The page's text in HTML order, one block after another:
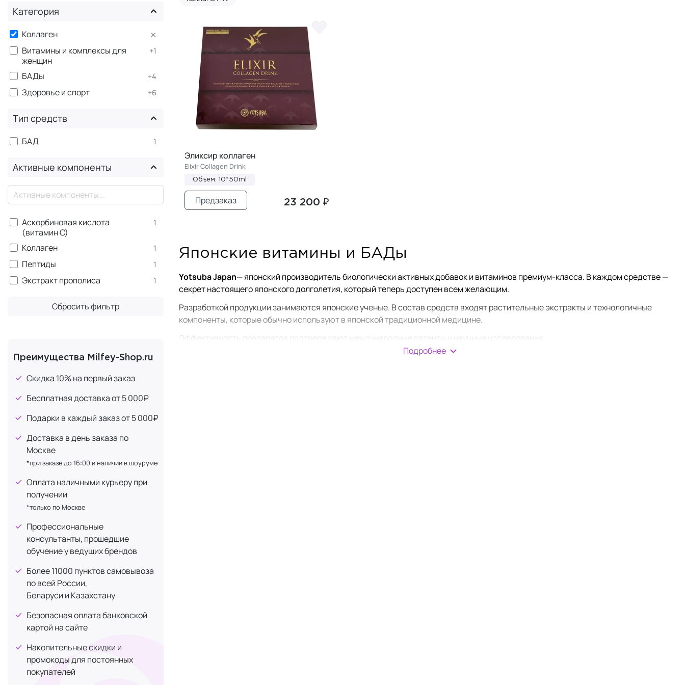
Категория
Коллаген ×
Витамины и комплексы для
женщин
+1
БАДы +4
Здоровье и спорт +6
Тип средств
БАД 1
Активные компоненты
Аскорбиновая кислота
(витамин С)
1
Коллаген 1
Пептиды 1
Экстракт прополиса 1
Сбросить фильтр
Преимущества Milfey-Shop.ru
Скидка 10% на первый заказ
Бесплатная доставка от 5 000₽
Подарки в каждый заказ от 5 000₽
Доставка в день заказа по
Москве
*при заказе до 16:00 и наличии в шоуруме
Оплата наличными курьеру при
получении
*только по Москве
Профессиональные
консультанты, прошедшие
обучение у ведущих брендов
Более 11000 пунктов самовывоза
по всей России,
Беларуси и Казахстану
Безопасная оплата банковской
картой на сайте
Накопительные скидки и
промокоды для постоянных
покупателей
Эликсир коллаген
Elixir Collagen Drink
Объем: 10*50ml
23 200 ₽
Предзаказ
Японские витамины и БАДы
Yotsuba Japan— японский производитель биологически активных добавок и витаминов премиум-класса. В каждом средстве —
секрет настоящего японского долголетия, который теперь доступен всем желающим.
Разработкой продукции занимаются японские ученые. В состав средств входят растительные экстракты и технологичные
компоненты, которые обычно используют в японской традиционной медицине.
Эффективность препаратов подтверждают международные патенты и научные исследования.
нет алкоголя, ГМО, искусственных красителей и консервантов. Производство сертифицировано и
Подробнее